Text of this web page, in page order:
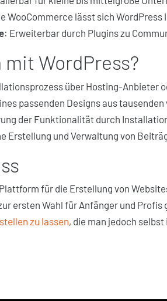
WooCommerce lässt sich
: Erweiterbar durch Plugins zu
WordPress?
über Hosting-Anbieter
passenden Designs aus
der Funktionalität durch
Erstellung und Verwaltung von
für die Erstellung von
ersten Wahl für Anfänger und
zu lassen, die man jedoch